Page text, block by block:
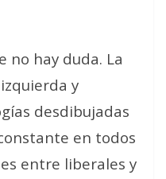
no hay duda. La
y
desdibujadas
en todos
entre liberales y